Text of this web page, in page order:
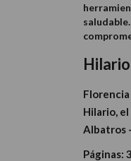
Hilario,
Albatros
Páginas: